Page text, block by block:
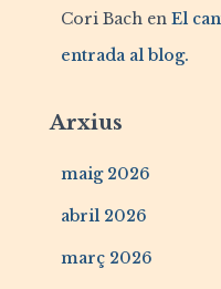
Cori Bach en El
entrada al blog.
Arxius
maig 2026
abril 2026
març 2026